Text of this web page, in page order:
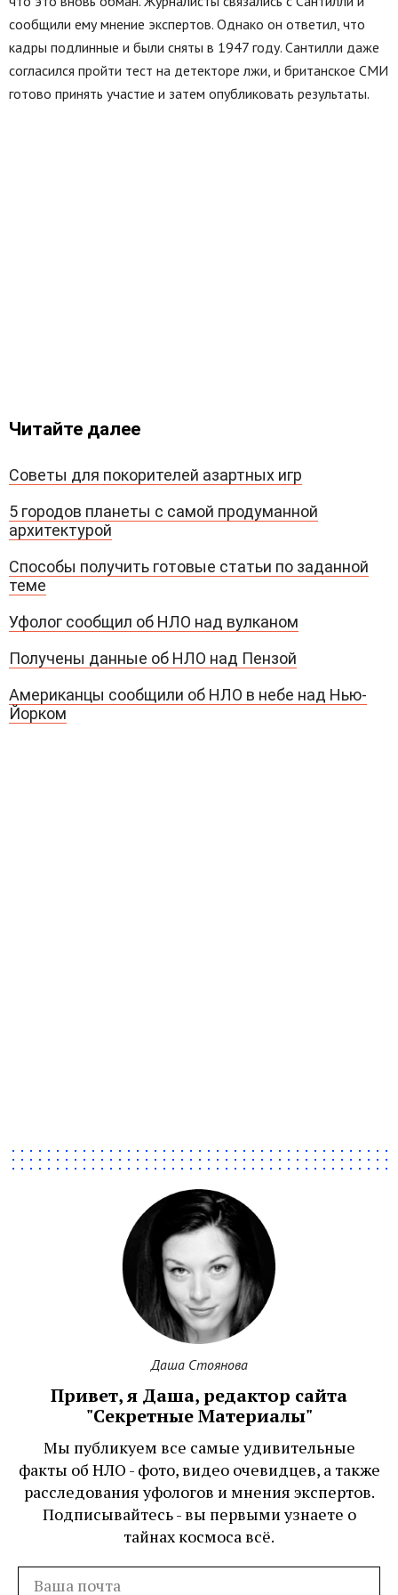
сообщили ему мнение экспертов. Однако он ответил, что
кадры подлинные и были сняты в 1947 году. Сантилли даже
согласился пройти тест на детекторе лжи, и британское СМИ
готово принять участие и затем опубликовать результаты.
Читайте далее
Советы для покорителей азартных игр
5 городов планеты с самой продуманной
архитектурой
Способы получить готовые статьи по заданной
теме
Уфолог сообщил об НЛО над вулканом
Получены данные об НЛО над Пензой
Американцы сообщили об НЛО в небе над Нью-
Йорком
Даша Стоянова
Привет, я Даша, редактор сайта
"Секретные Материалы"
Мы публикуем все самые удивительные
факты об НЛО - фото, видео очевидцев, а также
расследования уфологов и мнения экспертов.
Подписывайтесь - вы первыми узнаете о
тайнах космоса всё.